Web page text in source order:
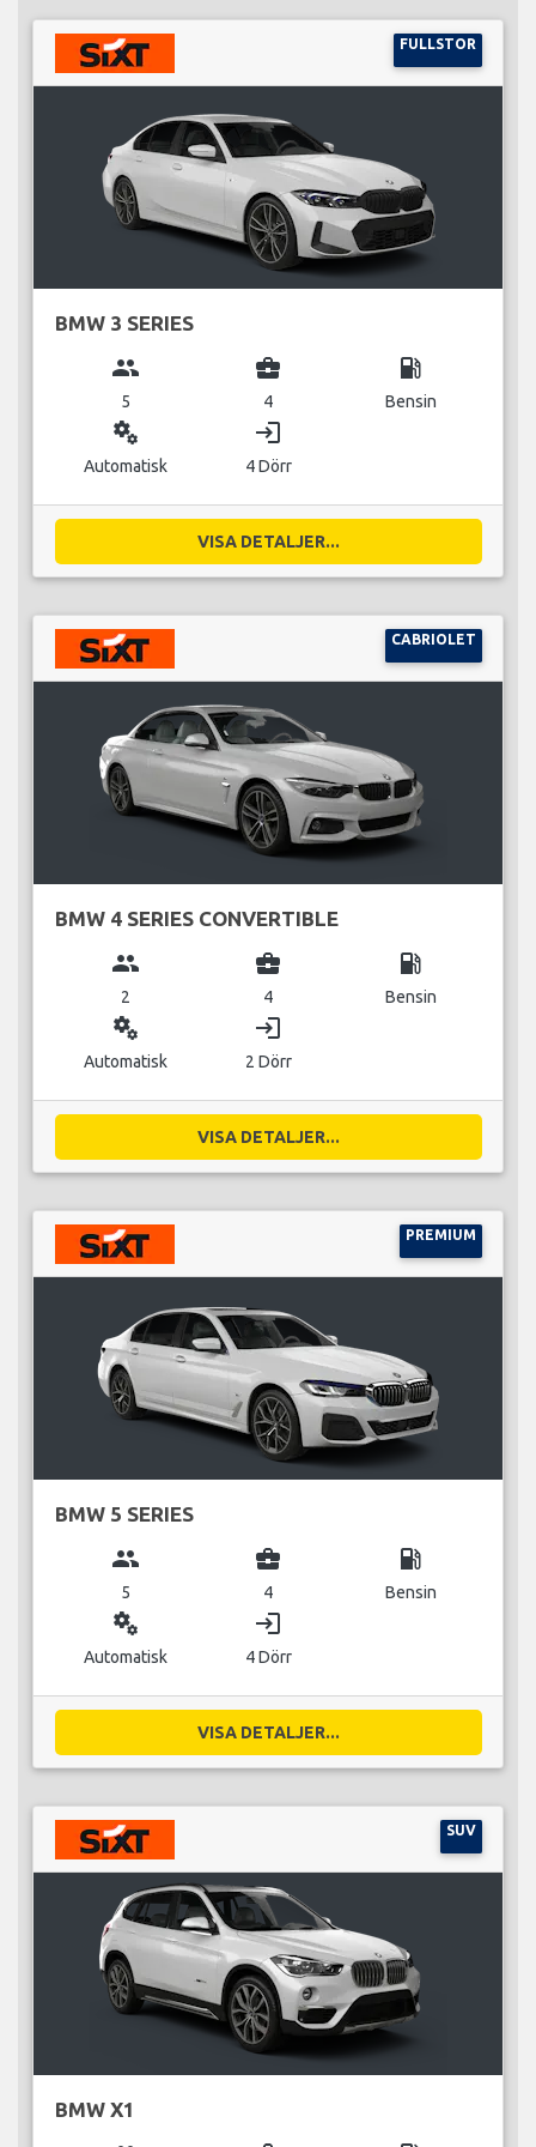
FULLSTOR
BMW 3 SERIES
group
5
business_center
4
local_gas_station
Bensin
miscellaneous_services
Automatisk
login
4 Dörr
VISA DETALJER...
CABRIOLET
BMW 4 SERIES CONVERTIBLE
group
2
business_center
4
local_gas_station
Bensin
miscellaneous_services
Automatisk
login
2 Dörr
VISA DETALJER...
PREMIUM
BMW 5 SERIES
group
5
business_center
4
local_gas_station
Bensin
miscellaneous_services
Automatisk
login
4 Dörr
VISA DETALJER...
SUV
BMW X1